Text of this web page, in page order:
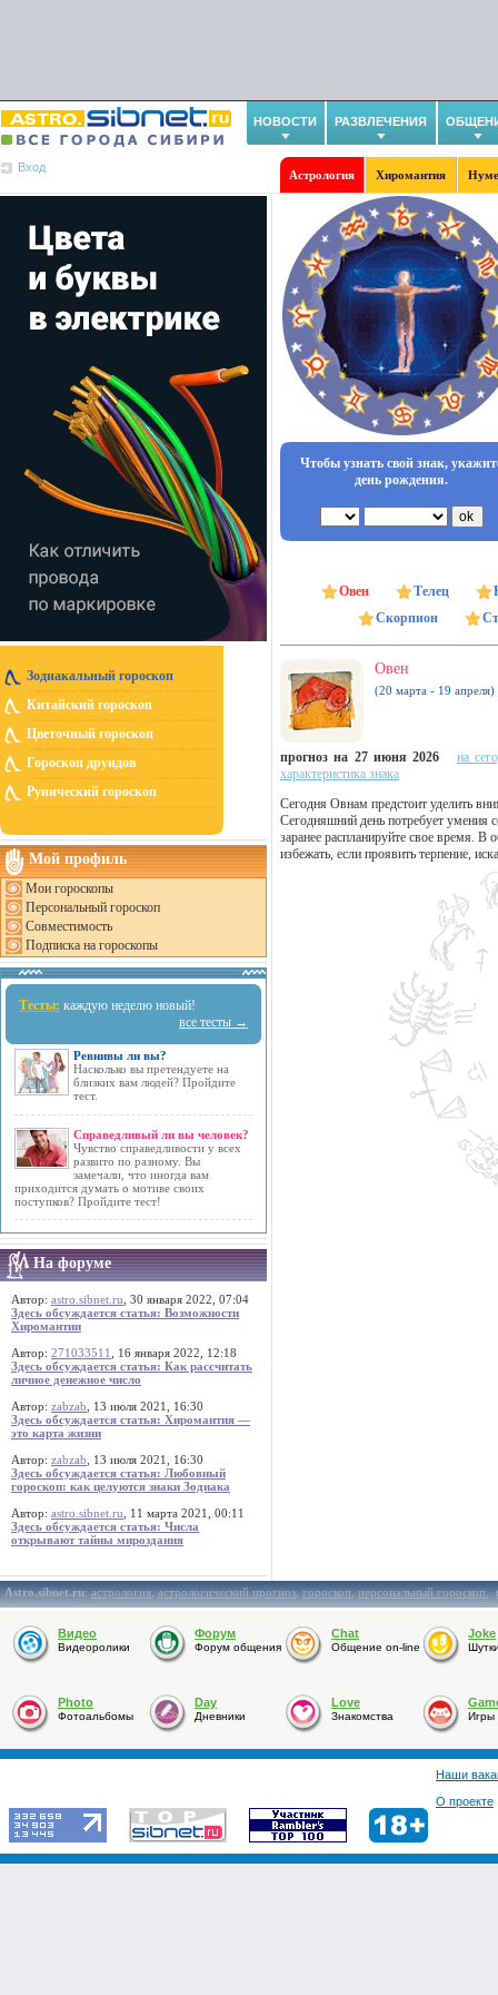
НОВОСТИ РАЗВЛЕЧЕНИЯ
Вход
Астрология Хиромантия
Зодиакальный гороскоп
Китайский гороскоп
Цветочный гороскоп
Гороскоп друидов
Рунический гороскоп
Мой профиль
Мои гороскопы
Персональный гороскоп
Совместимость
Подписка на гороскопы
Тесты: каждую неделю новый!
все тесты →
Ревнивы ли вы?
Насколько вы претендуете на
близких вам людей? Пройдите
тест.
Справедливый ли вы человек?
Чувство справедливости у всех
развито по разному. Вы
замечали, что иногда вам
приходится думать о мотиве своих
поступков? Пройдите тест!
На форуме
Автор: astro.sibnet.ru , 30 января 2022, 07:04
Здесь обсуждается статья: Возможности
Хиромантии
Автор: 271033511
, 16 января 2022, 12:18
Здесь обсуждается статья: Как рассчитать
личное денежное число
Автор: zabzab , 13 июля 2021, 16:30
Здесь обсуждается статья: Хиромантия —
это карта жизни
Автор: zabzab , 13 июля 2021, 16:30
Здесь обсуждается статья: Любовный
гороскоп: как целуются знаки Зодиака
Автор: astro.sibnet.ru , 11 марта 2021, 00:11
Здесь обсуждается статья: Числа
открывают тайны мироздания
Чтобы узнать свой знак,
день рождения.
Овен Телец
Скорпион
Овен
(20 марта - 19 апреля)
прогноз на 27 июня 2026
на
характеристика знака
Сегодня Овнам предстоит уделить
Сегодняшний день потребует умения
заранее распланируйте свое время.
избежать, если проявить терпение,
Astro.sibnet.ru:астрология,астрологический прогноз,гороскоп,персональный гороскоп,
Видео
Видеоролики
Форум
Форум общения
Chat
Общение on-line
Joke
Photo
Фотоальбомы
Day
Дневники
Love
Знакомства Игры
Наши
О проекте